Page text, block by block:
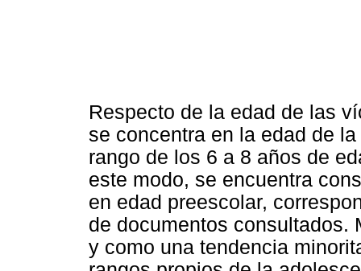
Respecto de la edad de las
se concentra en la edad de la
rango de los 6 a 8 años de
este modo, se encuentra
en edad preescolar,
de documentos consultados.
y como una tendencia